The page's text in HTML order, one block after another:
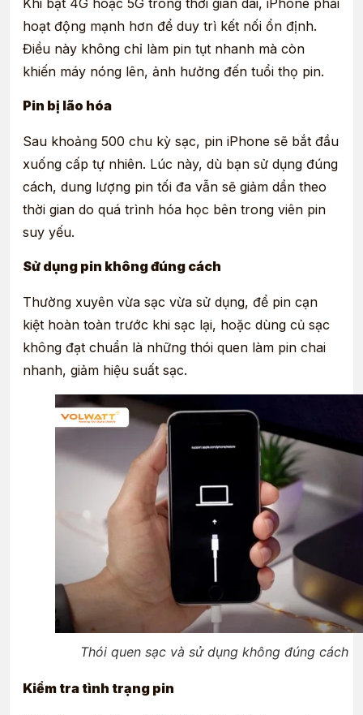
hoạt động mạnh hơn để duy trì kết nối ổn định.
Điều này không chỉ làm pin tụt nhanh mà còn
khiến máy nóng lên, ảnh hưởng đến tuổi thọ pin.
Pin bị lão hóa
Sau khoảng 500 chu kỳ sạc, pin iPhone sẽ bắt đầu
xuống cấp tự nhiên. Lúc này, dù bạn sử dụng đúng
cách, dung lượng pin tối đa vẫn sẽ giảm dần theo
thời gian do quá trình hóa học bên trong viên pin
suy yếu.
Sử dụng pin không đúng cách
Thường xuyên vừa sạc vừa sử dụng, để pin cạn
kiệt hoàn toàn trước khi sạc lại, hoặc dùng củ sạc
không đạt chuẩn là những thói quen làm pin chai
nhanh, giảm hiệu suất sạc.
Thói quen sạc và sử dụng không đúng cách
Kiểm tra tình trạng pin